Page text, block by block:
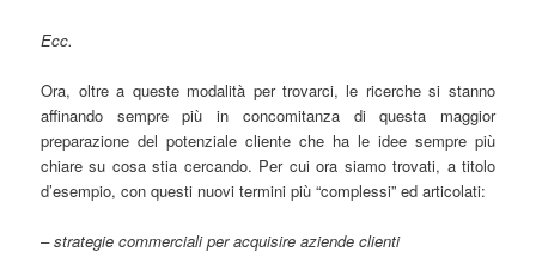
Ecc.
Ora, oltre a queste modalità per trovarci, le ricerche si stanno
affinando sempre più in concomitanza di questa maggior
preparazione del potenziale cliente che ha le idee sempre più
chiare su cosa stia cercando. Per cui ora siamo trovati, a titolo
d’esempio, con questi nuovi termini più “complessi” ed articolati:
– strategie commerciali per acquisire aziende clienti